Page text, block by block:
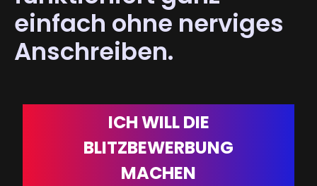
einfach ohne nerviges
Anschreiben.
ICH WILL DIE
BLITZBEWERBUNG
MACHEN